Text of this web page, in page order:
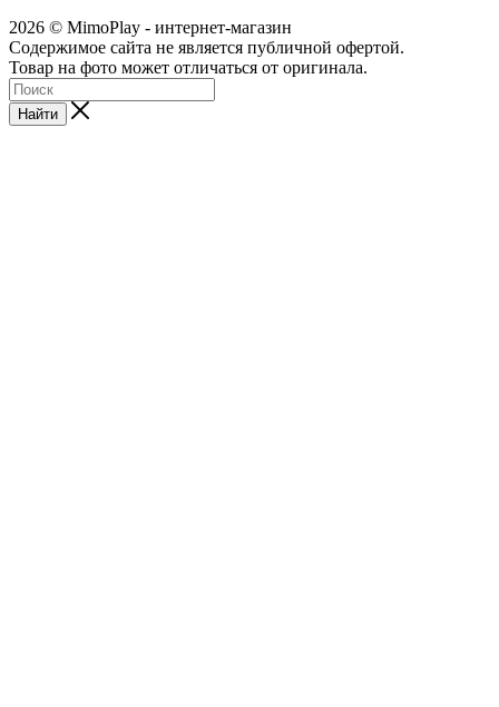
2026 © MimoPlay - интернет-магазин
Содержимое сайта не является публичной офертой.
Товар на фото может отличаться от оригинала.
Найти